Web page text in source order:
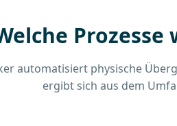
automatisiert physische
ergibt sich aus dem